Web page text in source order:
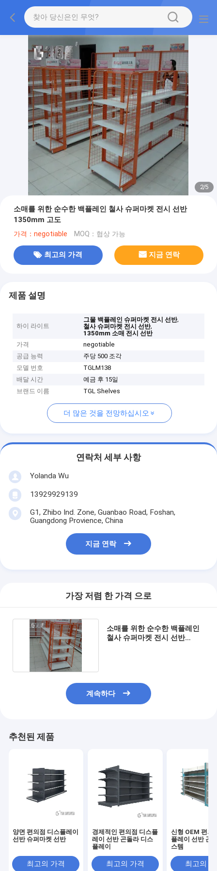
2/5
소매를 위한 순수한 백플레인 철사 슈퍼마켓 전시 선반
1350mm 고도
가격：negotiable MOQ：협상 가능
최고의 가격 지금 연락
제품 설명
하이 라이트
그물 백플레인 슈퍼마켓 전시 선반,
철사 슈퍼마켓 전시 선반,
1350mm 소매 전시 선반
가격
negotiable
공급 능력
주당 500 조각
모델 번호
TGLM138
배달 시간
예금 후 15일
브랜드 이름
TGL Shelves
더 많은 것을 전망하십시오
연락처 세부 사항
Yolanda Wu
13929929139
G1, Zhibo Ind. Zone, Guanbao Road, Foshan,
Guangdong Provience, China
지금 연락
가장 저렴 한 가격 으로
소매를 위한 순수한 백플레인
철사 슈퍼마켓 전시 선반
계속하다
추천된 제품
양면 편의점 디스플레이
선반 슈퍼마켓 선반
최고의 가격
경제적인 편의점 디스플
레이 선반 곤돌라 디스
플레이
최고의 가격
신형 OEM 편의
플레이 선반 곤
스템
최고의